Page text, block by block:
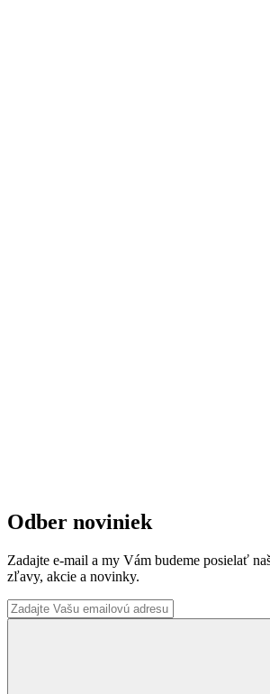
Odber noviniek
Zadajte e-mail a my Vám budeme posielať
zľavy, akcie a novinky.